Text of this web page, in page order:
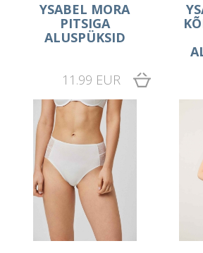
YSABEL MORA
PITSIGA
ALUSPÜKSID
11.99 EUR